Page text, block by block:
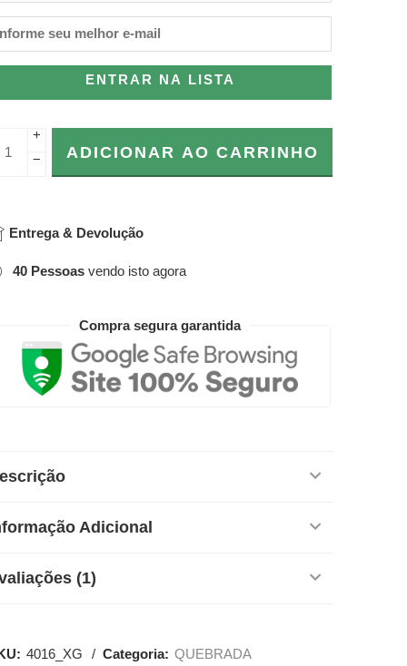
ENTRAR NA LISTA
+
−
ADICIONAR AO CARRINHO
Entrega & Devolução
40 Pessoas vendo isto agora
Compra segura garantida
Adicional
(1)
4016_XG Categoria: QUEBRADA